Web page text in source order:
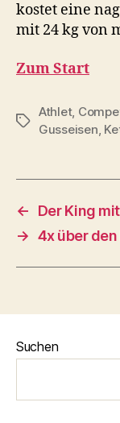
kostet eine
mit 24 kg von
Zum Start
Schlagwörter
Athlet,
Gusseisen,
←
Der King
→ 4x über den
Suchen